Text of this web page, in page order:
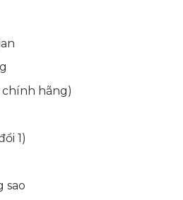
hãng)
1)
sao